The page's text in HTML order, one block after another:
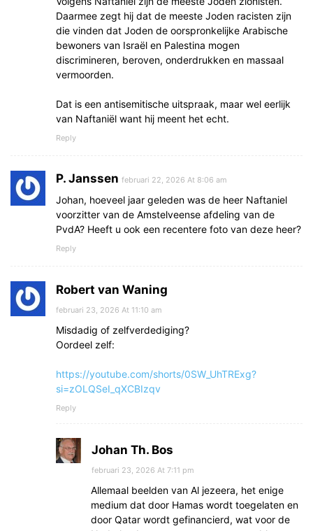
Daarmee zegt hij dat de meeste Joden racisten zijn
die vinden dat Joden de oorspronkelijke Arabische
bewoners van Israël en Palestina mogen
discrimineren, beroven, onderdrukken en massaal
vermoorden.
Dat is een antisemitische uitspraak, maar wel eerlijk
van Naftaniël want hij meent het echt.
Reply
P. Janssen februari 22, 2026 At 8:06 am
Johan, hoeveel jaar geleden was de heer Naftaniel
voorzitter van de Amstelveense afdeling van de
PvdA? Heeft u ook een recentere foto van deze heer?
Reply
Robert van Waning
februari 23, 2026 At 11:10 am
Misdadig of zelfverdediging?
Oordeel zelf:
https://youtube.com/shorts/0SW_UhTRExg?
si=zOLQSeI_qXCBIzqv
Reply
Johan Th. Bos
februari 23, 2026 At 7:11 pm
Allemaal beelden van Al jezeera, het enige
medium dat door Hamas wordt toegelaten en
door Qatar wordt gefinancierd, wat voor de